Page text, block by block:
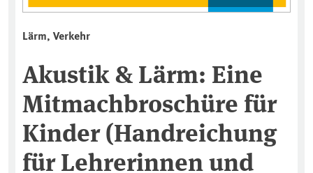
Lärm, Verkehr
Akustik & Lärm: Eine
Mitmachbroschüre für
Kinder (Handreichung
für Lehrerinnen und